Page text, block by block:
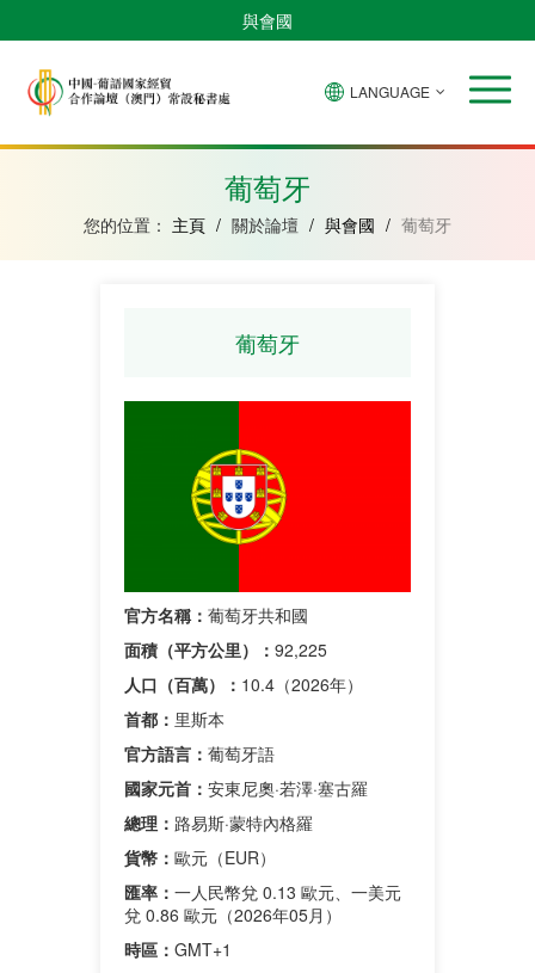
與會國
安
比
紹
內
亞
林
LANGUAGE
葡萄牙
您的位置： 主頁 / 關於論壇 / 與會國 / 葡萄牙
葡萄牙
官方名稱： 葡萄牙共和國
面積（平方公里）： 92,225
人口（百萬）： 10.4（2026年）
首都： 里斯本
官方語言： 葡萄牙語
國家元首： 安東尼奧·若澤·塞古羅
總理： 路易斯·蒙特內格羅
貨幣： 歐元（EUR）
匯率： 一人民幣兌 0.13 歐元、一美元
兌 0.86 歐元（2026年05月）
時區： GMT+1